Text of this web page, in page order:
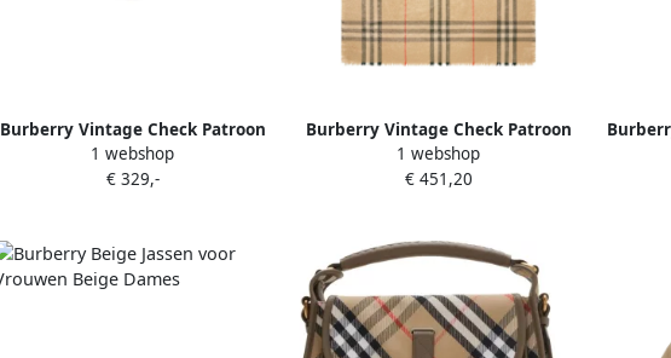
Burberry Vintage Check Patroon
Leren Riem Beige Dames
1 webshop
€ 329,-
Burberry Vintage Check Patroon
Omslag Sjaal Beige Dames
1 webshop
€ 451,20